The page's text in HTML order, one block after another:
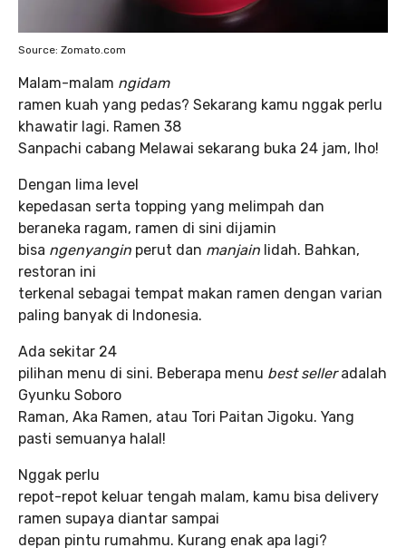
Source: Zomato.com
Malam-malam ngidam
ramen kuah yang pedas? Sekarang kamu nggak perlu
khawatir lagi. Ramen 38
Sanpachi cabang Melawai sekarang buka 24 jam, lho!
Dengan lima level
kepedasan serta topping yang melimpah dan
beraneka ragam, ramen di sini dijamin
bisa ngenyangin perut dan manjain lidah. Bahkan,
restoran ini
terkenal sebagai tempat makan ramen dengan varian
paling banyak di Indonesia.
Ada sekitar 24
pilihan menu di sini. Beberapa menu best selleradalah
Gyunku Soboro
Raman, Aka Ramen, atau Tori Paitan Jigoku. Yang
pasti semuanya halal!
Nggak perlu
repot-repot keluar tengah malam, kamu bisa delivery
ramen supaya diantar sampai
depan pintu rumahmu. Kurang enak apa lagi?